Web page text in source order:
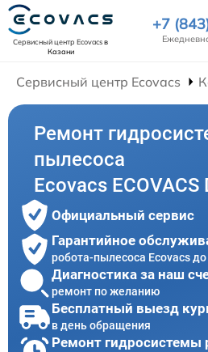
Сервисный центр Ecovacsв
Казани
+7
Сервисный центр Ecovacs
Ремонт
пылесоса
Ecovacs ECOVACS
Официальный сервис
Гарантийное
робота-пылесоса Ecovacs до
Диагностика за наш
ремонт по желанию
Бесплатный выезд
в день обращения
Ремонт гидросистемы